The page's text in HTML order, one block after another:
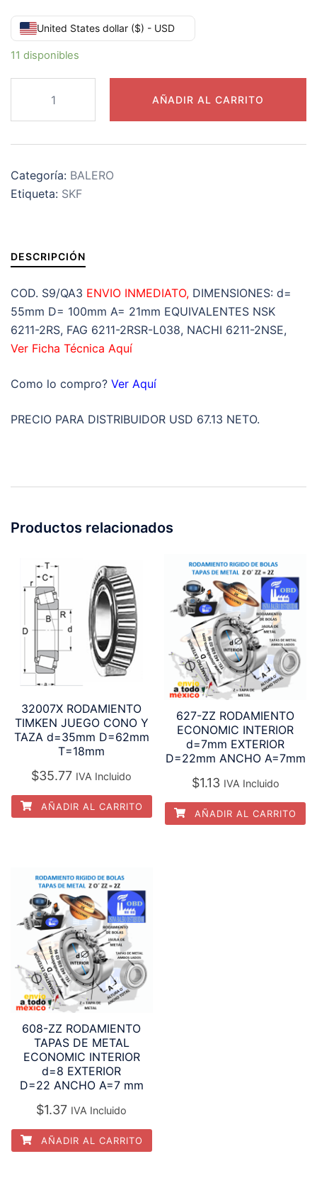
United States dollar ($) - USD
11 disponibles
RODAMIENTO
SKF
D=100mm
A=21mm
AÑADIR AL CARRITO
Categoría: BALERO
Etiqueta: SKF
DESCRIPCIÓN
COD. S9/QA3 ENVIO INMEDIATO, DIMENSIONES: d=
55mm D= 100mm A= 21mm EQUIVALENTES NSK
6211-2RS, FAG 6211-2RSR-L038, NACHI 6211-2NSE,
Ver Ficha Técnica Aquí
Como lo compro? Ver Aquí
PRECIO PARA DISTRIBUIDOR USD 67.13 NETO.
Productos relacionados
32007X RODAMIENTO
TIMKEN JUEGO CONO Y
TAZA d=35mm D=62mm
T=18mm
$35.77 IVA Incluido
AÑADIR AL CARRITO
627-ZZ RODAMIENTO
ECONOMIC INTERIOR
d=7mm EXTERIOR
D=22mm ANCHO A=7mm
$1.13 IVA Incluido
AÑADIR AL CARRITO
608-ZZ RODAMIENTO
TAPAS DE METAL
ECONOMIC INTERIOR
d=8 EXTERIOR
D=22 ANCHO A=7 mm
$1.37 IVA Incluido
AÑADIR AL CARRITO